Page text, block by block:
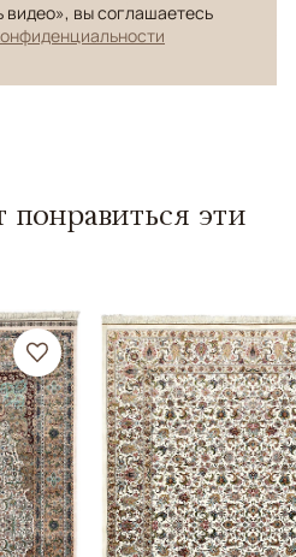
вы соглашаетесь
эти